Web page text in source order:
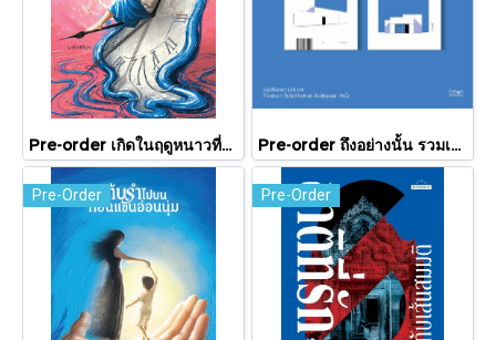
Pre-order เกิดในฤดูหนาวที่แดดส่องถึง / นทธี ศศิวิมล / Pandora Press Pre-order ถึงอย่างนั้น รวมเรื่องสั้น / ภู่มณี ศิริพรไพบูลย์ / สำนักพิมพ์ตำหนัก
Pre-Order Pre-Order